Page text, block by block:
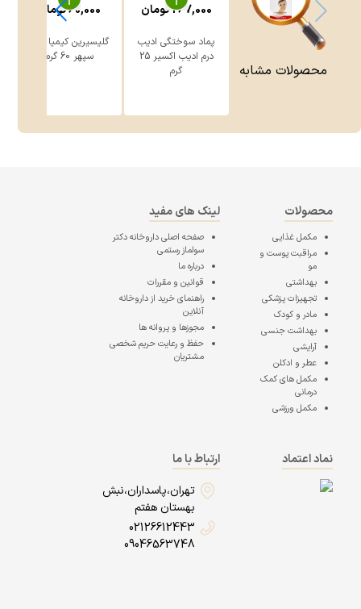
محصولات مشابه
پماد سوختگی ادیب
درم ادیب اکسیر 25
گرم
267,000تومان
گلیسیرین کیمیا دارو
سپهر 60 گرم
60,000تومان
محصولات
مکمل غذایی
مراقبت پوست و
مو
بهداشتی
تجهیزات پزشکی
مادر و کودک
بهداشت جنسی
آرایشی
عطر و ادکلن
مکمل های کمک
درمانی
مکمل ورزشی
لینک های مفید
صفحه اصلیداروخانه دکتر
سولماز رستمی
درباره ما
قوانین و مقررات
راهنمای خرید از داروخانه
آنلاین
مجوزها و پروانه ها
حفظ و رعایت حریم شخصی
مشتریان
نماد اعتماد
ارتباط با ما
تهران،پاسداران،نبش
بهستان هفتم
02126612443
09046563748